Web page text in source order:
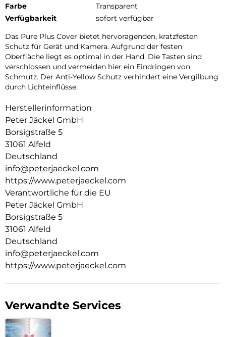
Farbe
Transparent
Verfügbarkeit
sofort verfügbar
Das Pure Plus Cover bietet hervoragenden, kratzfesten
Schutz für Gerät und Kamera. Aufgrund der festen
Oberfläche liegt es optimal in der Hand. Die Tasten sind
verschlossen und vermeiden hier ein Eindringen von
Schmutz. Der Anti-Yellow Schutz verhindert eine Vergilbung
durch Lichteinflüsse.
Herstellerinformation
Peter Jäckel GmbH
Borsigstraße 5
31061 Alfeld
Deutschland
info@peterjaeckel.com
https://www.peterjaeckel.com
Verantwortliche für die EU
Peter Jäckel GmbH
Borsigstraße 5
31061 Alfeld
Deutschland
info@peterjaeckel.com
https://www.peterjaeckel.com
Verwandte Services